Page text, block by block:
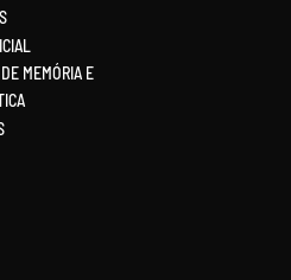
MEMÓRIA E